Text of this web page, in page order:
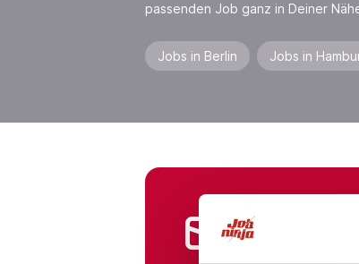
passenden Job ganz in Deiner
Jobs in Berlin Jobs in
Jobs in Branchen